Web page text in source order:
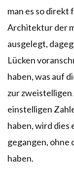
man es so direkt
Architektur der
ausgelegt,
Lücken
haben, was auf
zur
einstelligen
haben, wird dies
gegangen, ohne
haben.